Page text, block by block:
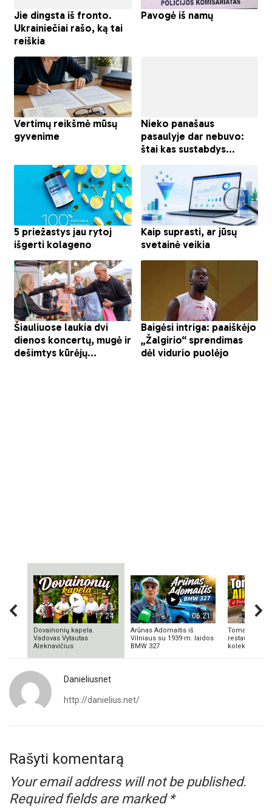
17:24
Dovainonių kapela.
Vadovas Vytautas
Aleknavičius
06:21
Arūnas Adomaitis iš
Vilniaus su 1939 m. laidos
BMW 327
Tomas
Danieliusnet
http://danielius.net/
Rašyti komentarą
Your email address will not be published.
Required fields are marked *